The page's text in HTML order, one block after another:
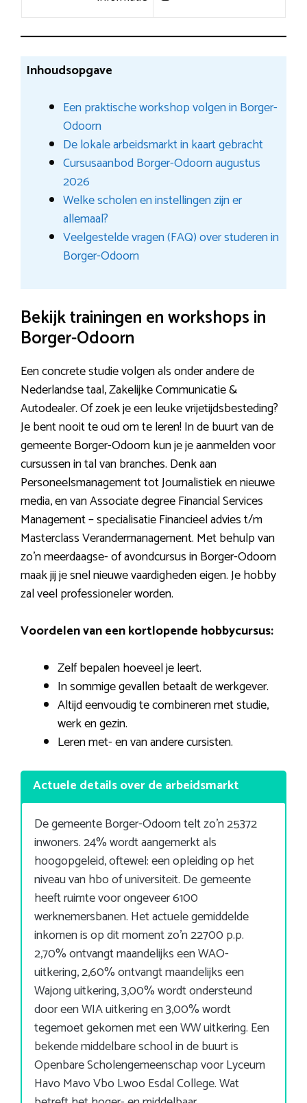
Inhoudsopgave
Een praktische workshop volgen in Borger-
Odoorn
De lokale arbeidsmarkt in kaart gebracht
Cursusaanbod Borger-Odoorn augustus
2026
Welke scholen en instellingen zijn er
allemaal?
Veelgestelde vragen (FAQ) over studeren in
Borger-Odoorn
Bekijk trainingen en workshops in
Borger-Odoorn
Een concrete studie volgen als onder andere de
Nederlandse taal, Zakelijke Communicatie &
Autodealer. Of zoek je een leuke vrijetijdsbesteding?
Je bent nooit te oud om te leren! In de buurt van de
gemeente Borger-Odoorn kun je je aanmelden voor
cursussen in tal van branches. Denk aan
Personeelsmanagement tot Journalistiek en nieuwe
media, en van Associate degree Financial Services
Management – specialisatie Financieel advies t/m
Masterclass Verandermanagement. Met behulp van
zo’n meerdaagse- of avondcursus in Borger-Odoorn
maak jij je snel nieuwe vaardigheden eigen. Je hobby
zal veel professioneler worden.
Voordelen van een kortlopende hobbycursus:
Zelf bepalen hoeveel je leert.
In sommige gevallen betaalt de werkgever.
Altijd eenvoudig te combineren met studie,
werk en gezin.
Leren met- en van andere cursisten.
Actuele details over de arbeidsmarkt
De gemeente Borger-Odoorn telt zo’n 25372
inwoners. 24% wordt aangemerkt als
hoogopgeleid, oftewel: een opleiding op het
niveau van hbo of universiteit. De gemeente
heeft ruimte voor ongeveer 6100
werknemersbanen. Het actuele gemiddelde
inkomen is op dit moment zo’n 22700 p.p.
2,70% ontvangt maandelijks een WAO-
uitkering, 2,60% ontvangt maandelijks een
Wajong uitkering, 3,00% wordt ondersteund
door een WIA uitkering en 3,00% wordt
tegemoet gekomen met een WW uitkering. Een
bekende middelbare school in de buurt is
Openbare Scholengemeenschap voor Lyceum
Havo Mavo Vbo Lwoo Esdal College. Wat